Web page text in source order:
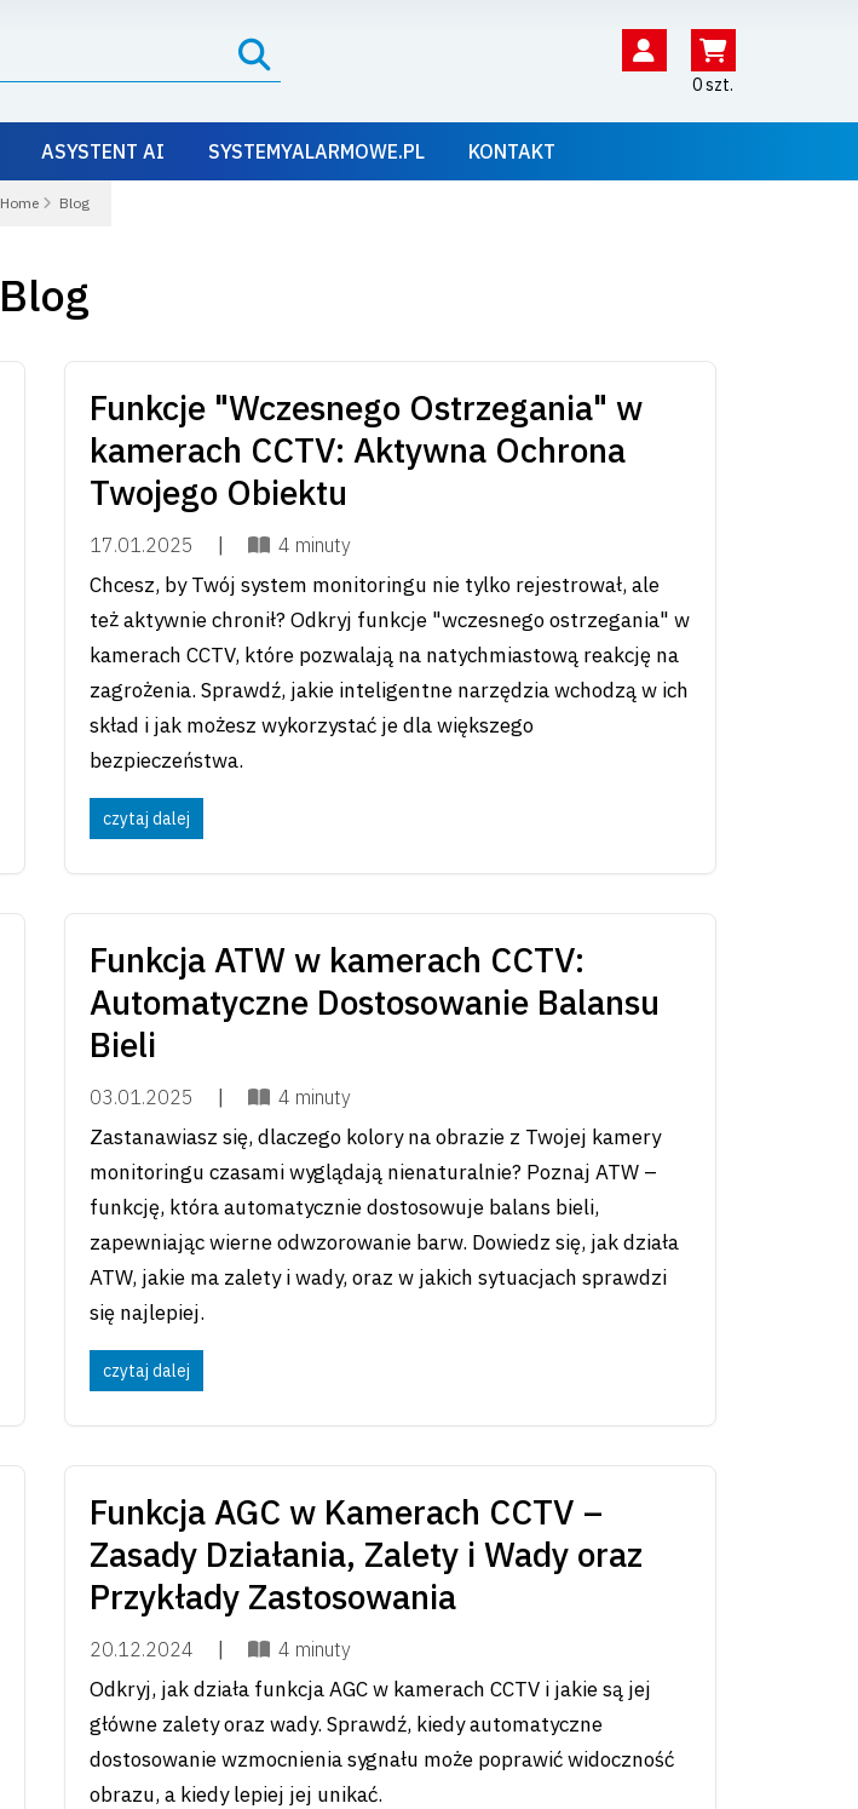
0 szt.
ASYSTENT AI SYSTEMYALARMOWE.PL KONTAKT
Home Blog
Blog
Funkcje "Wczesnego Ostrzegania" w
kamerach CCTV: Aktywna Ochrona
Twojego Obiektu
17.01.2025 4 minuty
Chcesz, by Twój system monitoringu nie tylko rejestrował, ale
też aktywnie chronił? Odkryj funkcje "wczesnego ostrzegania" w
kamerach CCTV, które pozwalają na natychmiastową reakcję na
zagrożenia. Sprawdź, jakie inteligentne narzędzia wchodzą w ich
skład i jak możesz wykorzystać je dla większego
bezpieczeństwa.
czytaj dalej
Funkcja ATW w kamerach CCTV:
Automatyczne Dostosowanie Balansu
Bieli
03.01.2025 4 minuty
Zastanawiasz się, dlaczego kolory na obrazie z Twojej kamery
monitoringu czasami wyglądają nienaturalnie? Poznaj ATW –
funkcję, która automatycznie dostosowuje balans bieli,
zapewniając wierne odwzorowanie barw. Dowiedz się, jak działa
ATW, jakie ma zalety i wady, oraz w jakich sytuacjach sprawdzi
się najlepiej.
czytaj dalej
Funkcja AGC w Kamerach CCTV –
Zasady Działania, Zalety i Wady oraz
Przykłady Zastosowania
20.12.2024 4 minuty
Odkryj, jak działa funkcja AGC w kamerach CCTV i jakie są jej
główne zalety oraz wady. Sprawdź, kiedy automatyczne
dostosowanie wzmocnienia sygnału może poprawić widoczność
obrazu, a kiedy lepiej jej unikać.